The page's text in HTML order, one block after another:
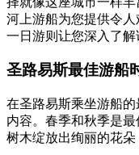
河上游船为您提供令
一日游则让您深入了解
圣路易斯最佳游船
在圣路易斯乘坐游船
内容。春季和秋季是
树木绽放出绚丽的花朵